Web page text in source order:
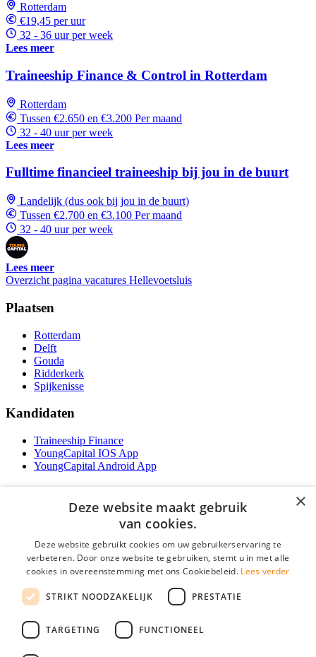
Rotterdam
€19,45 per uur
32 - 36 uur per week
Lees meer
Traineeship Finance & Control in Rotterdam
Rotterdam
Tussen €2.650 en €3.200 Per maand
32 - 40 uur per week
Lees meer
Fulltime financieel traineeship bij jou in de buurt
Landelijk (dus ook bij jou in de buurt)
Tussen €2.700 en €3.100 Per maand
32 - 40 uur per week
Lees meer
Overzicht pagina vacatures Hellevoetsluis
Plaatsen
Rotterdam
Delft
Gouda
Ridderkerk
Spijkenisse
Kandidaten
Traineeship Finance
YoungCapital IOS App
YoungCapital Android App
Contractvormen
Brochure aanvragen
Vacature aanmelden
Partners
Contact
Social
×
Deze website maakt gebruik
van cookies.
Deze website gebruikt cookies om uw gebruikerservaring te
verbeteren. Door onze website te gebruiken, stemt u in met alle
cookies in overeenstemming met ons Cookiebeleid. Lees verder
STRIKT NOODZAKELIJK PRESTATIE
TARGETING FUNCTIONEEL